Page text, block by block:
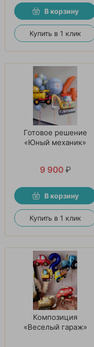
В корзину
Купить в 1 клик
Готовое решение
«Юный механик»
9 900 ₽
В корзину
Купить в 1 клик
Композиция
«Веселый гараж»